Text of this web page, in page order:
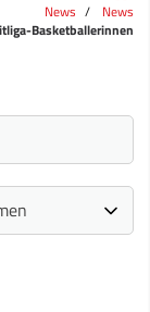
News
News
Basketballerinnen